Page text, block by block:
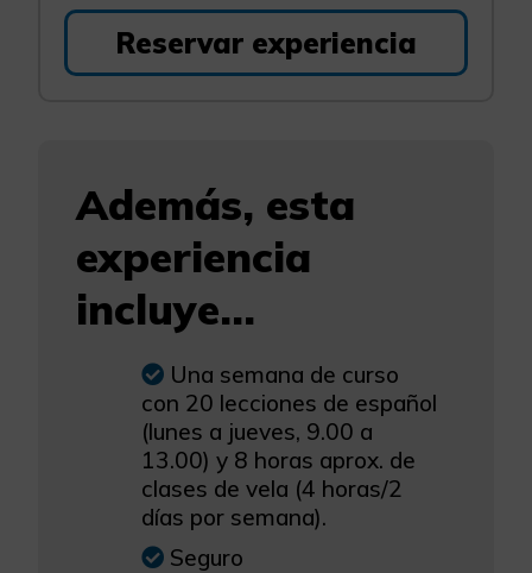
Reservar experiencia
Además, esta
experiencia
incluye...
Una semana de curso
con 20 lecciones de español
(lunes a jueves, 9.00 a
13.00) y 8 horas aprox. de
clases de vela (4 horas/2
días por semana).
Seguro